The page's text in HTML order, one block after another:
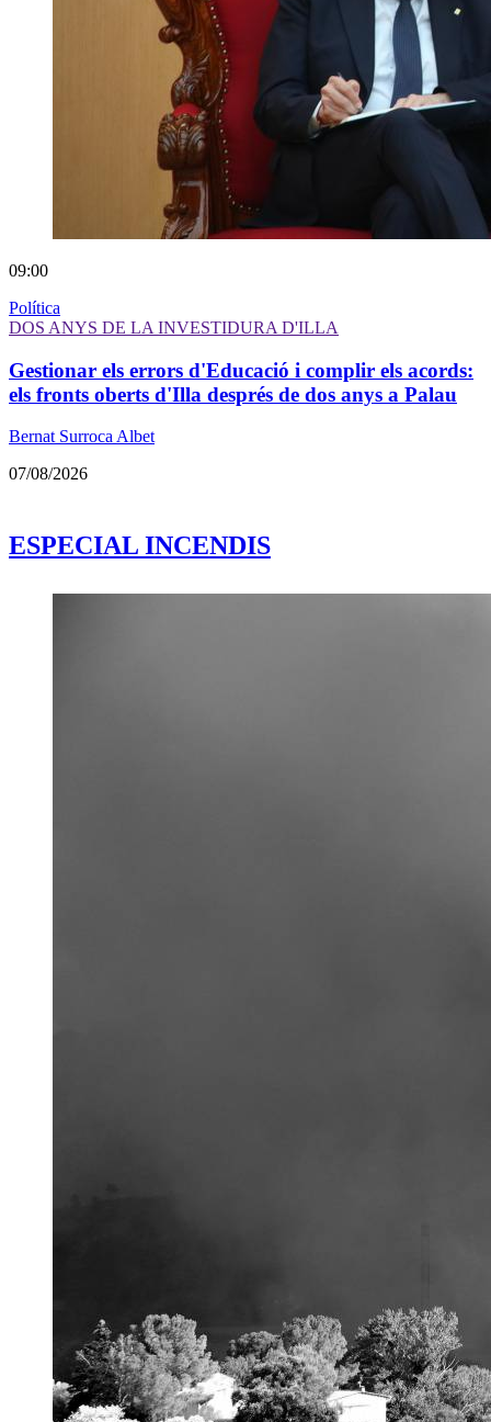
09:00
Política
DOS ANYS DE LA INVESTIDURA D'ILLA
Gestionar els errors d'Educació i complir els acords:
els fronts oberts d'Illa després de dos anys a Palau
Bernat Surroca Albet
07/08/2026
ESPECIAL INCENDIS